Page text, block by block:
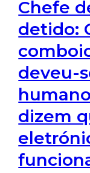
Chefe
detido:
deveu-
dizem